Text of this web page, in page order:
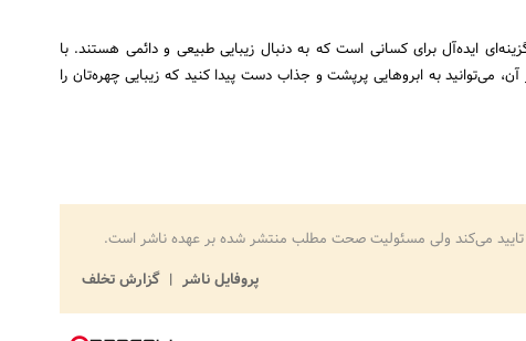
ایده‌آل برای کسانی است که به دنبال زیبایی طبیعی و دائمی هستند. با
می‌توانید به ابروهایی پرپشت و جذاب دست پیدا کنید که زیبایی چهره‌تان را
تایید می‌کند ولی مسئولیت صحت مطلب منتشر شده بر عهده ناشر است.
پروفایل ناشر
گزارش تخلف